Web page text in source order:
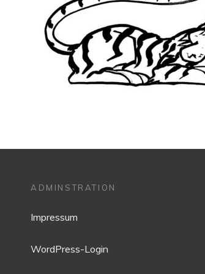
ADMINSTRATION
Impressum
WordPress-Login